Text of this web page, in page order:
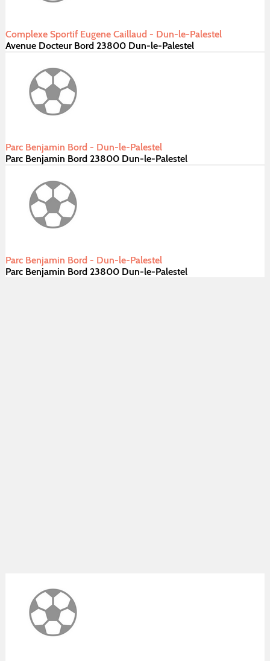
Complexe Sportif Eugene Caillaud - Dun-le-Palestel
Avenue Docteur Bord 23800 Dun-le-Palestel
Parc Benjamin Bord - Dun-le-Palestel
Parc Benjamin Bord 23800 Dun-le-Palestel
Parc Benjamin Bord - Dun-le-Palestel
Parc Benjamin Bord 23800 Dun-le-Palestel